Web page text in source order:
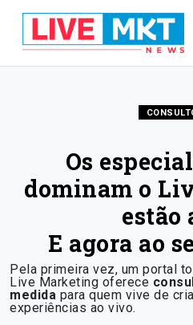
Os
dominam o
estão
E agora ao
Pela primeira vez, um portal
Live Marketing oferece
medida para quem vive de
experiências ao vivo.